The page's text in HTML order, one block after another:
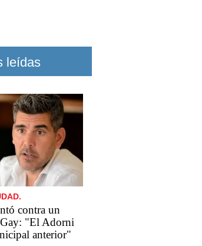
leídas
contra un
"El Adorni
anterior"